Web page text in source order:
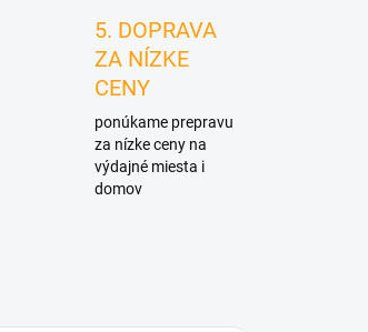
5. DOPRAVA
ZA NÍZKE
CENY
ponúkame prepravu
za nízke ceny na
výdajné miesta i
domov